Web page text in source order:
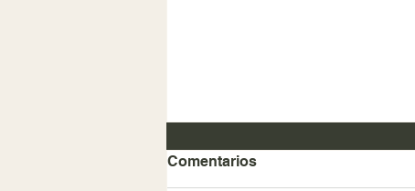
Comentarios